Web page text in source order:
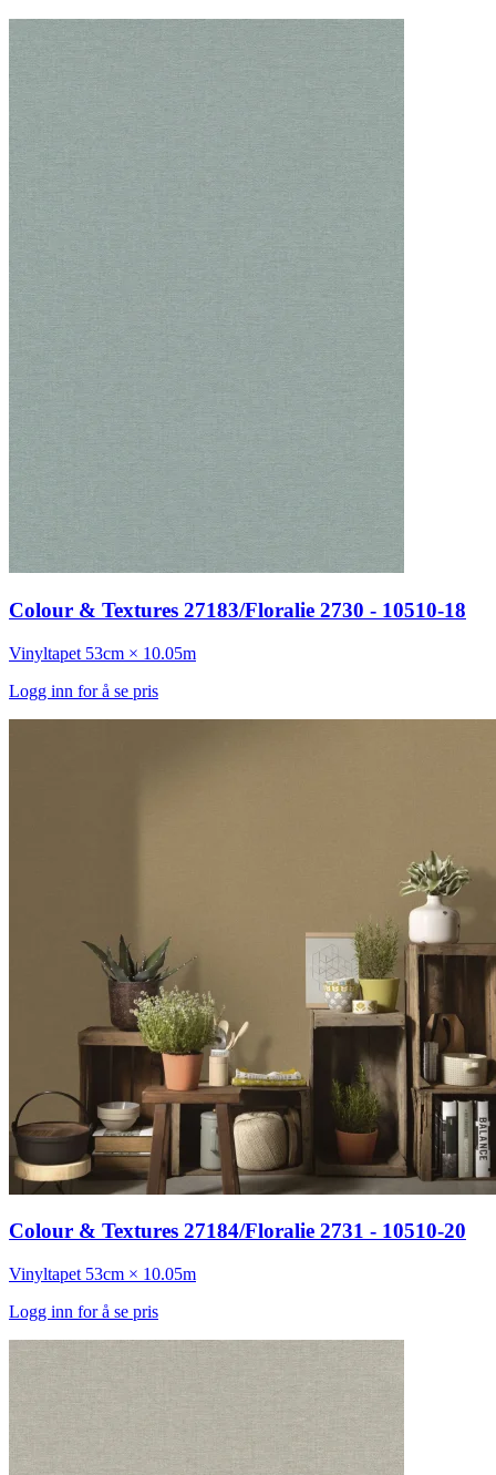
Colour & Textures 27183/Floralie 2730 - 10510-18
Vinyltapet 53cm × 10.05m
Logg inn for å se pris
Colour & Textures 27184/Floralie 2731 - 10510-20
Vinyltapet 53cm × 10.05m
Logg inn for å se pris